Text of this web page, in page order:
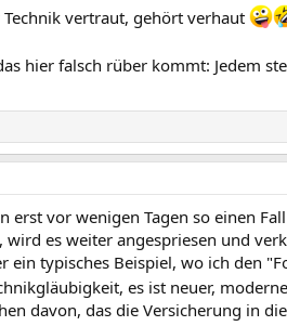
Technik vertraut, gehört verhaut
hier falsch rüber kommt: Jedem
erst vor wenigen Tagen so einen
wird es weiter angespriesen und
ein typisches Beispiel, wo ich den
es ist neuer,
davon, das die Versicherung in